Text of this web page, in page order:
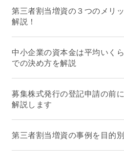
第三者割当増資の３つのメリ
解説！
中小企業の資本金は平均いく
での決め方を解説
募集株式発行の登記申請の前
解説します
第三者割当増資の事例を目的